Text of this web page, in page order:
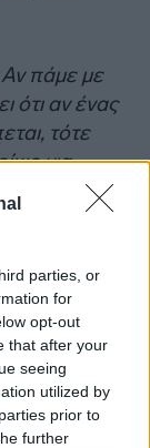
parties, or
for
opt-out
that after your
seeing
utilized by
prior to
further
Αν πάμε με
ότι αν ένας
τότε
για
δεν θα φύγει
μαζί
εκείνη
από 60.000
ότι εμείς